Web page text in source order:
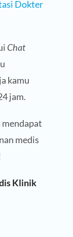
Dokter
Chat
kamu
jam.
mendapat
medis
Klinik